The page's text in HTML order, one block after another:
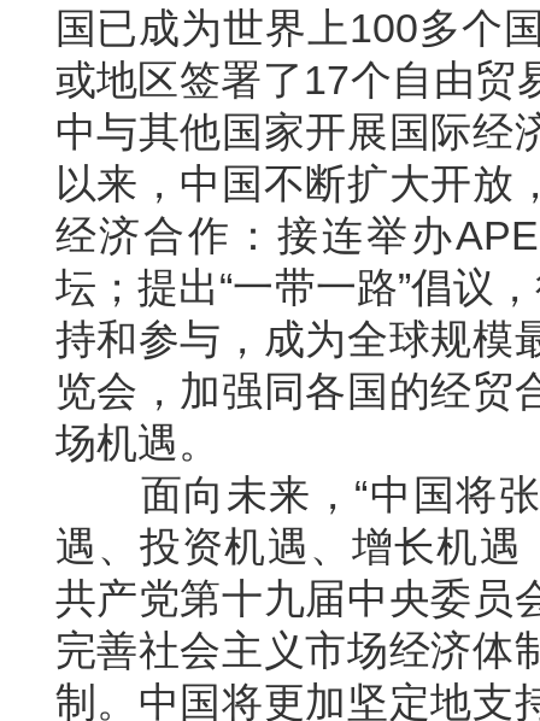
国已成为世界上100多个
或地区签署了17个自由贸
中与其他国家开展国际经
以来，中国不断扩大开放
经济合作：接连举办
坛；提出“一带一路”倡议
持和参与，成为全球规模
览会，加强同各国的经贸
场机遇。
面向未来，“中国将张
遇、投资机遇、增长机遇
共产党第十九届中央委员
完善社会主义市场经济体
制。中国将更加坚定地支